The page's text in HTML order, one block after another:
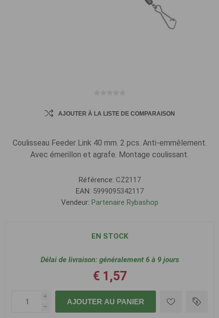
AJOUTER À LA LISTE DE COMPARAISON
Coulisseau Feeder Link 40 mm. 2 pcs. Anti-emmêlement.
Avec émerillon et agrafe. Montage coulissant.
Référence: CZ2117
EAN: 5999095342117
Vendeur: Partenaire Rybashop
EN STOCK
Délai de livraison: généralement 6 à 9 jours
€ 1,57
i
h
AJOUTER AU PANIER